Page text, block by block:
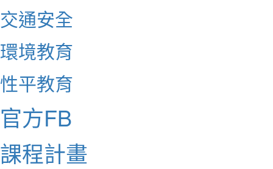
交通安全
環境教育
性平教育
官方FB
課程計畫